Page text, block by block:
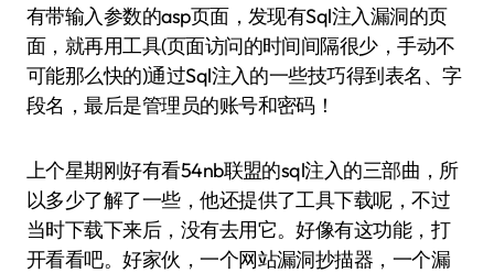
有带输入参数的asp页面，发现有Sql注入漏洞的页
面，就再用工具(页面访问的时间间隔很少，手动不
可能那么快的)通过Sql注入的一些技巧得到表名、字
段名，最后是管理员的账号和密码！
上个星期刚好有看54nb联盟的sql注入的三部曲，所
以多少了解了一些，他还提供了工具下载呢，不过
当时下载下来后，没有去用它。好像有这功能，打
开看看吧。好家伙，一个网站漏洞抄描器，一个漏